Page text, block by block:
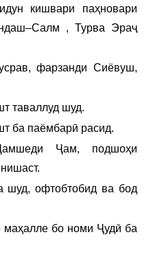
кишвари паҳновари
, Турва Эраҷ
фарзанди Сиёвуш,
таваллуд шуд.
ба паёмбарӣ расид.
Ҷам, подшоҳи
шуд, офтобтобид ва бод
маҳалле бо номи Ҷудӣ ба